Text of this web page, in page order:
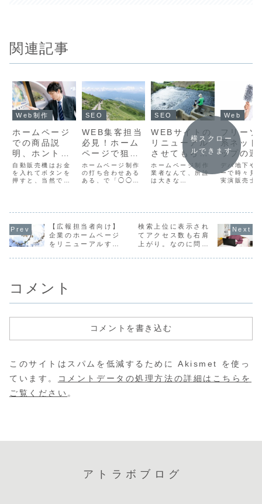
関連記事
Web制作
ホームページ
での商品説
明、ホントに
PDFファイル
でいいんです
か？
自動販売機はお金
を入れてボタンを
押すと、当然です
検索結果をクリッ
クするとホームペ
ージが出てくる、
と思いきや、…出
SEO
WEB集客担当
必見！ホーム
ページで狙う
べき「キーワ
ード」の考え
方。
ホームページ制作
の打ち合わせある
ある、で「◯◯っ
す。勇気をもって
「お約束はできま
せん」とお話する
のですが、何かの
SEO
WEBサイトの
リニューアル
させてもらっ
たあとに、最
も歓喜する瞬
間！
ホームページ制作
業者なんて、所詮
は大きな
在・・・。はっ！
ついついネガティ
ブな発言をしてし
まいました。で
Web
フリーソ
系ネット
ップの運
の方へ。
BASEや
デパ地下や
ーで時々見
実演販売士
ね。それに
新型コロナ
おいては、
ロン株が猛
横スクロー
ルできます
【広報担当者向け】
企業のホームページ
をリニューアルする
検索上位に表示され
てアクセス数も右肩
上がり。なのに問い
コメント
コメントを書き込む
このサイトはスパムを低減するために Akismet を使っ
ています。
コメントデータの処理方法の詳細はこちらを
ご覧ください 。
アトラボブログ